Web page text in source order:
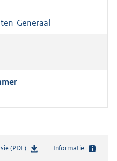
Generaal
(PDF)b
Informatie